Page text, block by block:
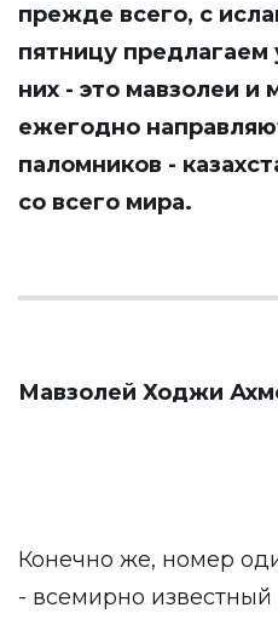
прежде всего, с
пятницу предлагаем
них - это мавзолеи и
ежегодно
паломников -
со всего мира.
Мавзолей Ходжи
Конечно же, номер
- всемирно